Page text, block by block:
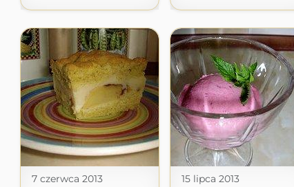
7 czerwca 2013
15 lipca 2013